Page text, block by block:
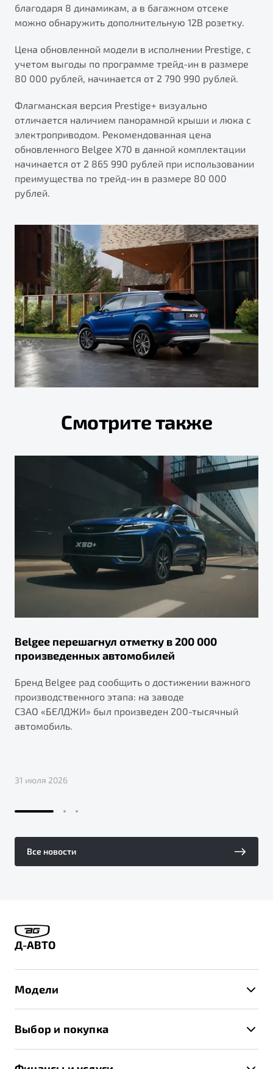
благодаря 8 динамикам, а в багажном отсеке
можно обнаружить дополнительную 12В розетку.
Цена обновленной модели в исполнении Prestige, с
учетом выгоды по программе трейд-ин в размере
80 000 рублей, начинается от 2 790 990 рублей.
Флагманская версия Prestige+ визуально
отличается наличием панорамной крыши и люка с
электроприводом. Рекомендованная цена
обновленного Belgee X70 в данной комплектации
начинается от 2 865 990 рублей при использовании
преимущества по трейд-ин в размере 80 000
рублей.
Смотрите также
Belgee перешагнул отметку в 200 000
произведенных автомобилей
Бренд Belgee рад сообщить о достижении важного
производственного этапа: на заводе
СЗАО «БЕЛДЖИ» был произведен 200-тысячный
автомобиль.
31 июля 2026
Все новости
Д-АВТО
Модели
X70
Выбор и покупка